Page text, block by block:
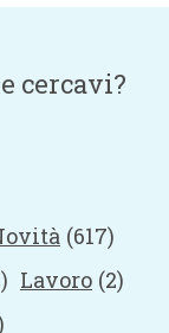
cercavi?
(617)
Lavoro (2)